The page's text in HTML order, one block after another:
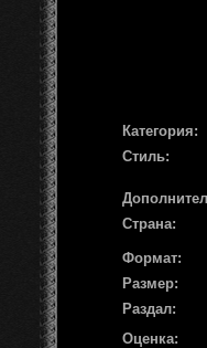
Категория:
Стиль:
Страна:
Формат:
Размер:
Раздал:
Оценка: